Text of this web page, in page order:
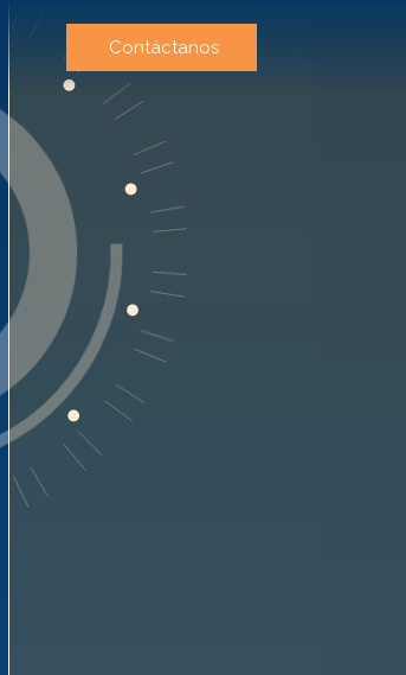
Contáctanos